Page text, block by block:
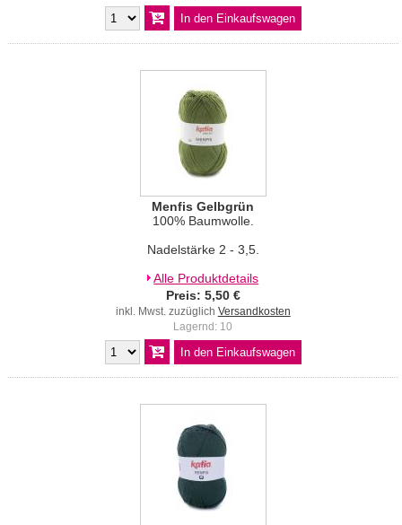
Menfis Gelbgrün
100% Baumwolle.
Nadelstärke 2 - 3,5.
Alle Produktdetails
Preis: 5,50 €
inkl. Mwst. zuzüglich Versandkosten
Lagernd: 10